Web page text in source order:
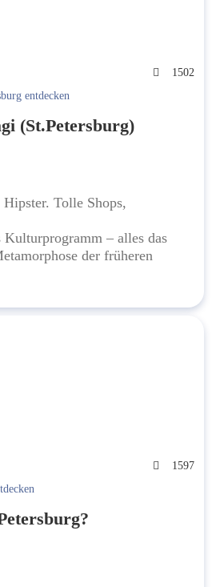
1502
entdecken
(St.Petersburg)
Tolle Shops,
Kulturprogramm – alles das
der früheren
1597